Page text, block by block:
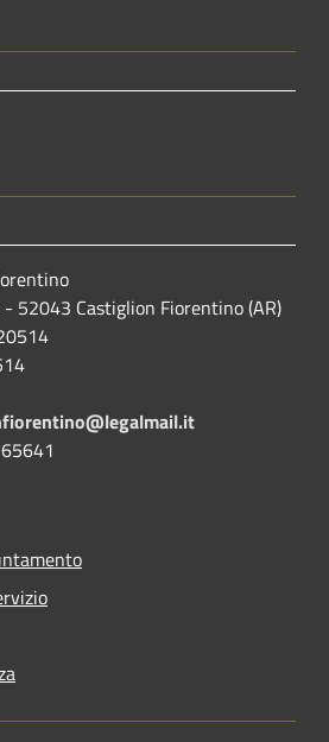
52043 Castiglion Fiorentino (AR)